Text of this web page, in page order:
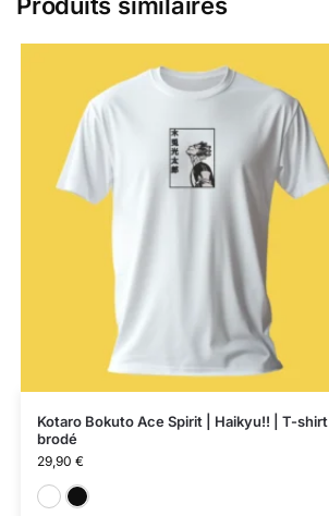
Kotaro Bokuto Ace Spirit | Haikyu!! | T-shirt
brodé
29,90 €